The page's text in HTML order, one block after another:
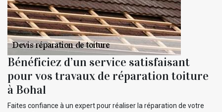
Bénéficiez d’un service satisfaisant
pour vos travaux de réparation toiture
à Bohal
Faites confiance à un expert pour réaliser la réparation de votre